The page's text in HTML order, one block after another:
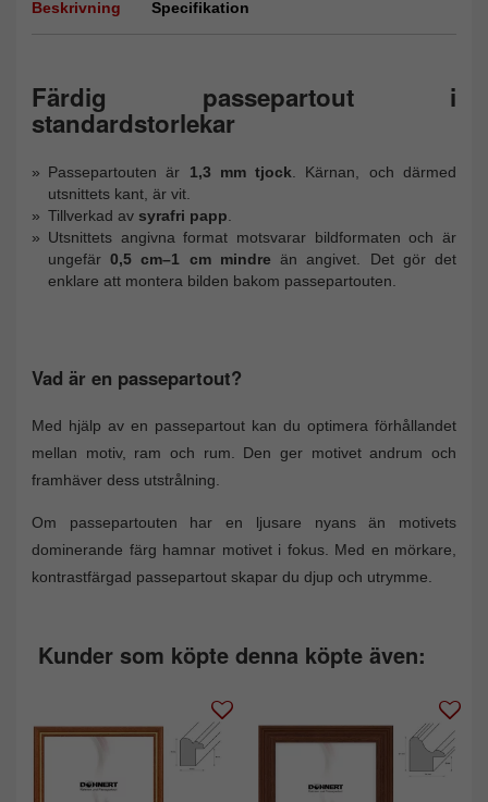
Beskrivning Specifikation
Färdig passepartout i
standardstorlekar
Passepartouten är 1,3 mm tjock . Kärnan, och därmed
utsnittets kant, är vit.
Tillverkad av syrafri papp
Utsnittets angivna format motsvarar bildformaten och är
ungefär0,5 cm–1 cm mindre än angivet. Det gör det
enklare att montera bilden bakom passepartouten.
Vad är en passepartout?
Med hjälp av en passepartout kan du optimera förhållandet
mellan motiv, ram och rum. Den ger motivet andrum och
framhäver dess utstrålning.
Om passepartouten har en ljusare nyans än motivets
dominerande färg hamnar motivet i fokus. Med en mörkare,
kontrastfärgad passepartout skapar du djup och utrymme.
Kunder som köpte denna köpte även: